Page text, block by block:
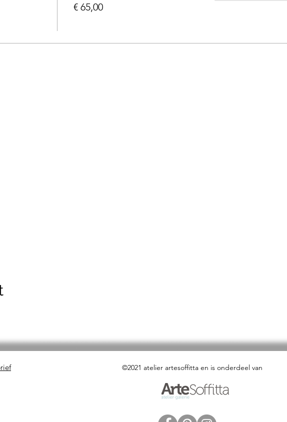
€ 65,00
©2021 atelier artesoffitta en is onderdeel van